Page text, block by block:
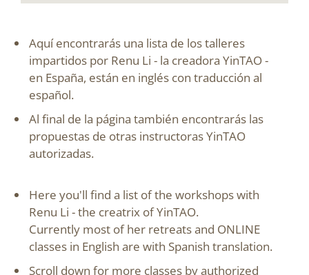
Aquí encontrarás una lista de los talleres
impartidos por Renu Li - la creadora YinTAO -
en España, están en inglés con traducción al
español.
Al final de la página también encontrarás las
propuestas de otras instructoras YinTAO
autorizadas.
Here you'll find a list of the workshops with
Renu Li - the creatrix of YinTAO.
Currently most of her retreats and ONLINE
classes in English are with Spanish translation.
Scroll down for more classes by authorized